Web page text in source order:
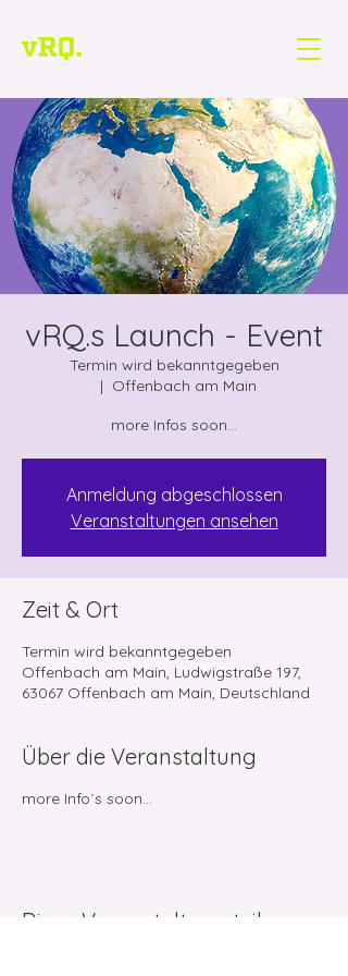
vRQ.s Launch - Event
Termin wird bekanntgegeben
  |
Offenbach am Main
more Infos soon...
Anmeldung abgeschlossen
Veranstaltungen ansehen
Zeit & Ort
Termin wird bekanntgegeben
Offenbach am Main, Ludwigstraße 197,
63067 Offenbach am Main, Deutschland
Über die Veranstaltung
more Info´s soon...
Diese Veranstaltung teilen